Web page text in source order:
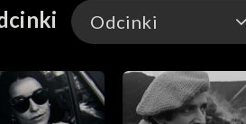
Odcinki
Odcinki